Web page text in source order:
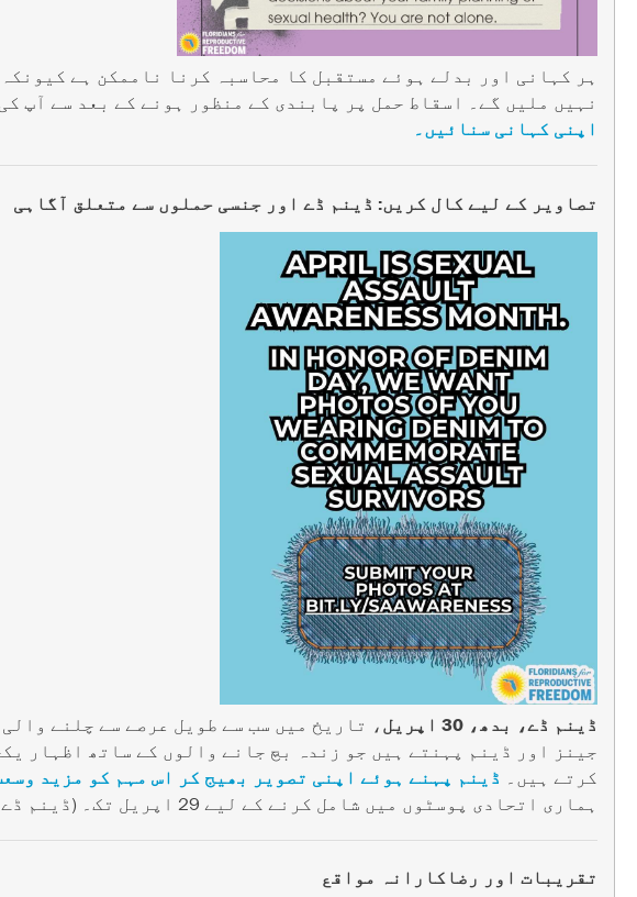
ہر کہانی اور بدلے ہوئے مستقبل کا محاسبہ کرنا ناممکن ہے
نہیں ملیں گے۔ اسقاط حمل پر پابندی کے منظور ہونے کے بعد سے آپ
اپنی کہانی سنائیں۔
تصاویر کے لیے کال کریں: ڈینم ڈے اور جنسی حملوں سے متعلق آگاہی
ڈینم ڈے، بدھ، 30 اپریل
، تاریخ میں سب سے طویل عرصے سے چلنے
جینز اور ڈینم پہنتے ہیں جو زندہ بچ جانے والوں کے ساتھ اظہار
کرتے ہیں۔ ڈینم پہنے ہوئے اپنی تصویر بھیج کر اس مہم کو مزید
ہماری اتحادی پوسٹوں میں شامل کرنے کے لیے 29 اپریل تک۔ (ڈینم ڈے کے بارے میں مزید جاننے کے لیے،
تقریبات اور رضاکارانہ مواقع